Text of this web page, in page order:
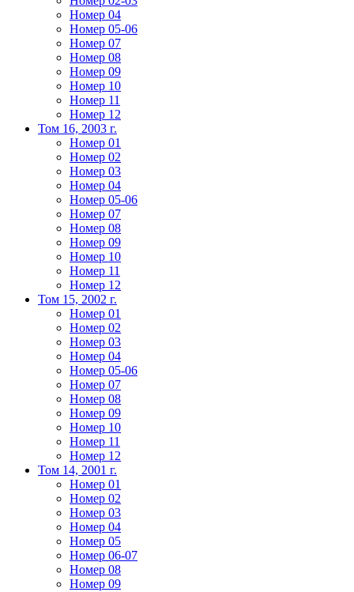
Номер 04
Номер 05-06
Номер 07
Номер 08
Номер 09
Номер 10
Номер 11
Номер 12
Том 16, 2003 г.
Номер 01
Номер 02
Номер 03
Номер 04
Номер 05-06
Номер 07
Номер 08
Номер 09
Номер 10
Номер 11
Номер 12
Том 15, 2002 г.
Номер 01
Номер 02
Номер 03
Номер 04
Номер 05-06
Номер 07
Номер 08
Номер 09
Номер 10
Номер 11
Номер 12
Том 14, 2001 г.
Номер 01
Номер 02
Номер 03
Номер 04
Номер 05
Номер 06-07
Номер 08
Номер 09